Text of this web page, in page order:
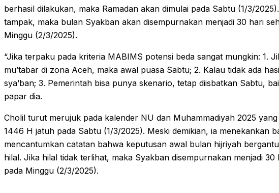
berhasil dilakukan, maka Ramadan akan dimulai pada Sabtu (1/3/
tampak, maka bulan Syakban akan disempurnakan menjadi 30 hari
Minggu (2/3/2025).
“Jika terpaku pada kriteria MABIMS potensi beda sangat mungkin: 1.
mu’tabar di zona Aceh, maka awal puasa Sabtu; 2. Kalau tidak ada
sya’ban; 3. Pemerintah bisa punya skenario, tetap diisbatkan Sabtu,
papar dia.
Cholil turut merujuk pada kalender NU dan Muhammadiyah 2025
1446 H jatuh pada Sabtu (1/3/2025). Meski demikian, ia menekankan
mencantumkan catatan bahwa keputusan awal bulan hijriyah
hilal. Jika hilal tidak terlihat, maka Syakban disempurnakan menjadi
pada Minggu (2/3/2025).